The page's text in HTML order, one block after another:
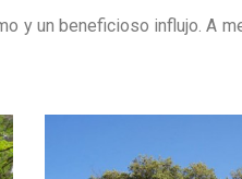
y un beneficioso influjo.